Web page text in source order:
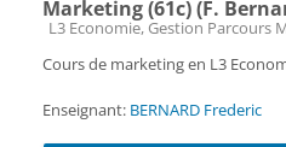
Marketing (61c) (F.
Catégorie de cours
L3 Economie, Gestion Parcours
Cours de marketing en L3
Enseignant: BERNARD Frederic